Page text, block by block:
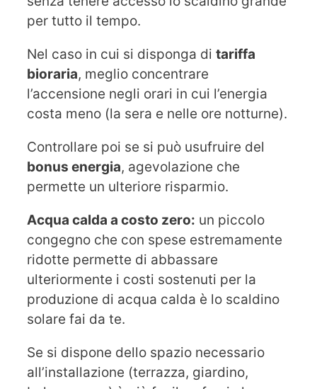
per tutto il tempo.
Nel caso in cui si disponga di tariffa
bioraria, meglio concentrare
l’accensione negli orari in cui l’energia
costa meno (la sera e nelle ore notturne).
Controllare poi se si può usufruire del
bonus energia, agevolazione che
permette un ulteriore risparmio.
Acqua calda a costo zero: un piccolo
congegno che con spese estremamente
ridotte permette di abbassare
ulteriormente i costi sostenuti per la
produzione di acqua calda è lo scaldino
solare fai da te.
Se si dispone dello spazio necessario
all’installazione (terrazza, giardino,